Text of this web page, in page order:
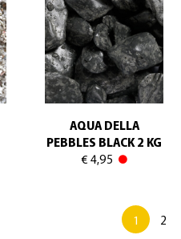
AQUA DELLA
PEBBLES BLACK 2 KG
€ 4,95
1 2